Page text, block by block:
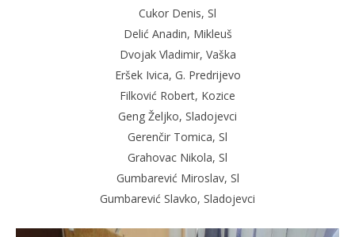
Cukor Denis, Sl
Delić Anadin, Mikleuš
Dvojak Vladimir, Vaška
Eršek Ivica, G. Predrijevo
Filković Robert, Kozice
Geng Željko, Sladojevci
Gerenčir Tomica, Sl
Grahovac Nikola, Sl
Gumbarević Miroslav, Sl
Gumbarević Slavko, Sladojevci